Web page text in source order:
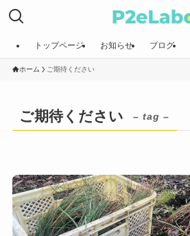
トップページ お知らせ ブログ
ホーム ご期待ください
ご期待ください – tag –